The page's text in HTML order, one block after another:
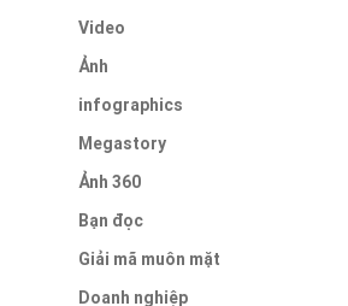
Video
Ảnh
infographics
Megastory
Ảnh 360
Bạn đọc
Giải mã muôn mặt
Doanh nghiệp